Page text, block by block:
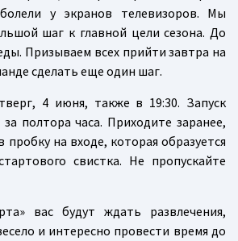
у экранов телевизоров. Мы
шаг к главной цели сезона. До
Призываем всех прийти завтра на
сделать еще один шаг.
4 июня, также в 19:30. Запуск
за полтора часа. Приходите заранее,
на входе, которая образуется
свистка. Не пропускайте
вас будут ждать развлечения,
и интересно провести время до